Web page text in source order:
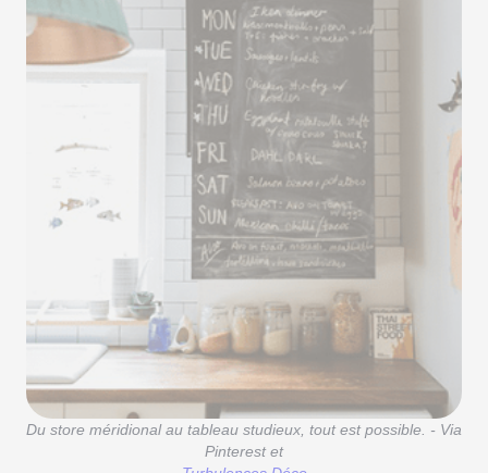
Du store méridional au tableau studieux, tout est possible. - Via
Pinterest et